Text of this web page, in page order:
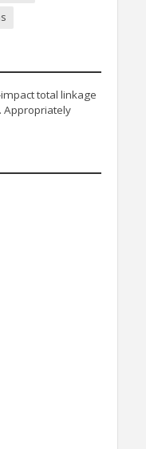
total linkage
Appropriately